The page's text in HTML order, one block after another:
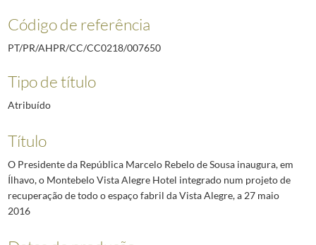
Código de referência
PT/PR/AHPR/CC/CC0218/007650
Tipo de título
Atribuído
Título
O Presidente da República Marcelo Rebelo de Sousa inaugura, em
Ílhavo, o Montebelo Vista Alegre Hotel integrado num projeto de
recuperação de todo o espaço fabril da Vista Alegre, a 27 maio
2016